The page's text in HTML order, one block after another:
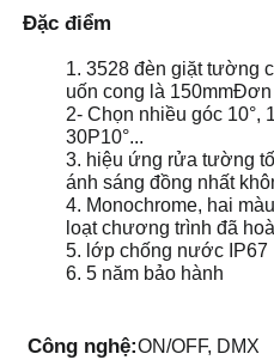
Đặc điểm
1. 3528 đèn giặt tường
uốn cong là
2- Chọn nhiều góc 10°,
30P10°...
3. hiệu ứng rửa tường
ánh sáng đồng nhất
4. Monochrome, hai
loạt chương trình đã
5. lớp chống nước IP67
6. 5 năm bảo hành
Công nghệ:ON/OFF, DMX